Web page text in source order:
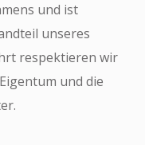
und ist
unseres
respektieren wir
und die